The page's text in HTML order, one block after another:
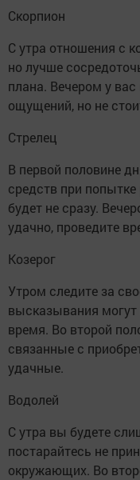
Скорпион
С утра отношения с
но лучше
плана. Вечером у
ощущений, но не
Стрелец
В первой половине
средств при попытке
будет не сразу.
удачно, проведите
Козерог
Утром следите за
высказывания могут
время. Во второй
связанные с
удачные.
Водолей
С утра вы будете
постарайтесь не
окружающих. Во